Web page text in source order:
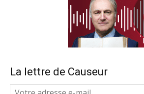
La lettre de Causeur